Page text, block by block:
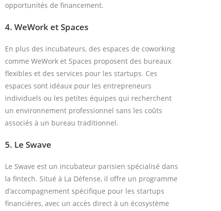
opportunités de financement.
4. WeWork et Spaces
En plus des incubateurs, des espaces de coworking
comme WeWork et Spaces proposent des bureaux
flexibles et des services pour les startups. Ces
espaces sont idéaux pour les entrepreneurs
individuels ou les petites équipes qui recherchent
un environnement professionnel sans les coûts
associés à un bureau traditionnel.
5. Le Swave
Le Swave est un incubateur parisien spécialisé dans
la fintech. Situé à La Défense, il offre un programme
d’accompagnement spécifique pour les startups
financières, avec un accès direct à un écosystème